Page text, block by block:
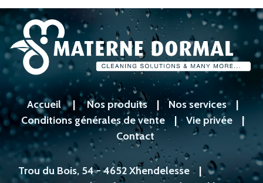
Accueil|Nos produits|Nos services|
Conditions générales de vente | Vie privée |
Contact
Trou du Bois, 54 - 4652 Xhendelesse|